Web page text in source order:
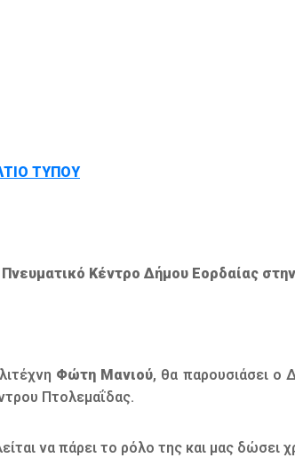
ΤΥΠΟΥ
Κέντρο Δήμου Εορδαίας
Φώτη Μανιού, θα παρουσιάσει ο
Πτολεμαΐδας.
να πάρει το ρόλο της και μας δώσει